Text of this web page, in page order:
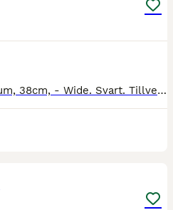
Bates pony allround mot hopp. 15 tum, 38cm, - Wide. Svart. Tillverkningsår 2010. Rött koppjärn i. Dottern tyckte att den var skön och satt bra i den. Legat på en bredare B-ponny. Vi köpte den ny,